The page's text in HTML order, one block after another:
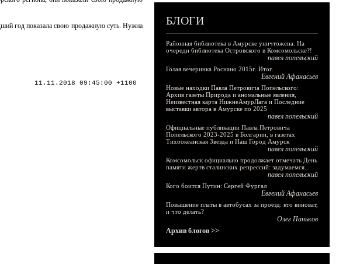
год показала свою продажную суть. Нужна
11.11.2018 09:45:00 +1100
БЛОГИ
Районная библиотека в Амурске уничтожена. На
очереди библиотека Островского в Комсомольске?!
павел попельский
Голая вечеринка Роснано 2015г. Итог.
Евгений Афанасьев
Новые находки Павла Петровича Попельского:
Архив газеты Природа и аномальные явления,
Неизвестная карта НижнеАмурЛага и Последние
выставки автора в Амурске по 2025
павел попельский
Официальные публикации Павла Петровича
Попельского 2023-2025 в Болгарии, в газетах
Тихоокеанская Звезда и Наш Город Амурск
павел попельский
Комсомольск официально продолжает отмечать День
памяти жертв сталинских репрессий: задумаемся...
павел попельский
Кого боится Путин: Сергей Фургал
Евгений Афанасьев
Повышение платы в автобусах за проезд: кто виноват,
и что делать?
Олег Паньков
Архив блогов >>